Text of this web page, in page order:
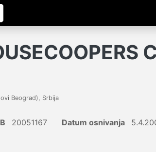
Beograd), Srbija
20051167 Datum osnivanja